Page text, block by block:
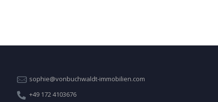
sophie@vonbuchwaldt-immobilien.com
+49 172 4103676